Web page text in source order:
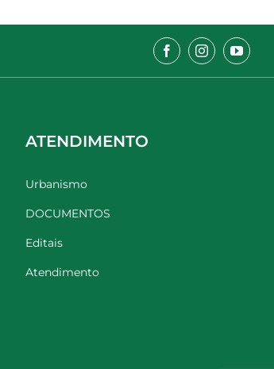
ATENDIMENTO
Urbanismo
DOCUMENTOS
Editais
Atendimento